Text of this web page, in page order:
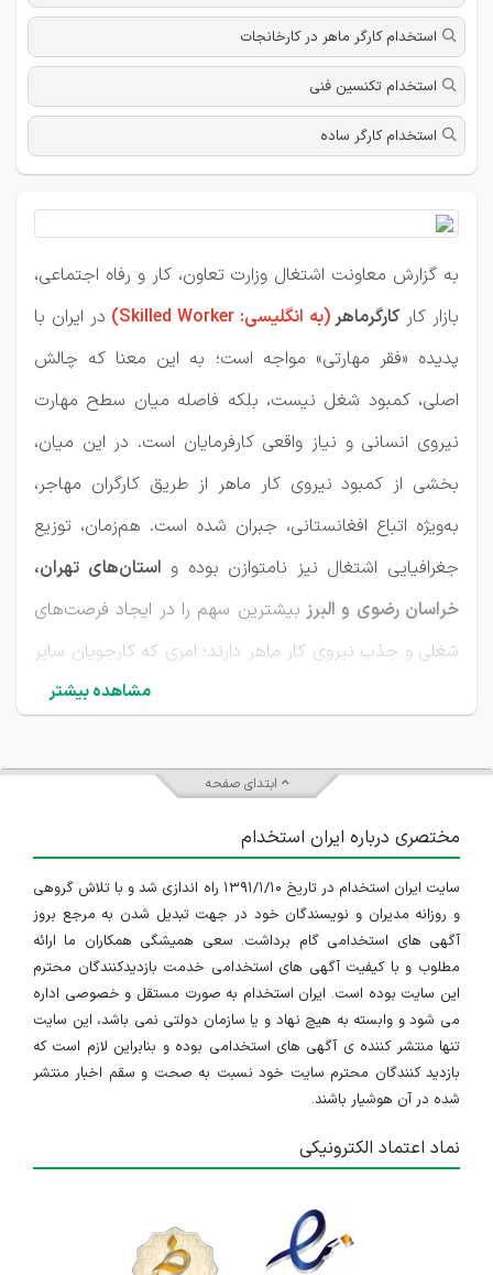
استخدام کارگر ماهر در کارخانجات
استخدام تکنسین فنی
استخدام کارگر ساده
به گزارش معاونت اشتغال وزارت تعاون، کار و رفاه اجتماعی،
بازار کارکارگرماهر(به انگلیسی: Skilled Worker)
در ایران با
پدیده «فقر مهارتی» مواجه است؛ به این معنا که چالش
اصلی، کمبود شغل نیست، بلکه فاصله میان سطح مهارت
نیروی انسانی و نیاز واقعی کارفرمایان است. در این میان،
بخشی از کمبود نیروی کار ماهر از طریق کارگران مهاجر،
به‌ویژه اتباع افغانستانی، جبران شده است. هم‌زمان، توزیع
جغرافیایی اشتغال نیز نامتوازن بوده و استان‌های تهران،
خراسان رضوی و البرز بیشترین سهم را در ایجاد فرصت‌های
شغلی و جذب نیروی کار ماهر دارند؛ امری که کارجویان سایر
استان‌ها را به مهاجرت شغلی سوق می‌دهد. بررسی‌ها نشان
بهصنایع تولیدی و کارخانه‌ای، پروژه‌های عمرانی و
انبارداری و همچنین کارگاه‌ها و واحدهای کوچک و متوسط
است. در بازار کار ایران، کارگران ماهر معمولاً با عناوین
تخصصی‌تری مانند
تکنسین فنی، اپراتور دستگاه‌های CNC،
قالب‌ساز، تراشکار، اپراتور خط تولید و..استخدام می‌شوند.
طبق بررسی کارشناسان ایران استخدام، شغل کارگرماهر
ماهیتی مهارت‌ محوردارد بنابراین در فرآیند استخدام،
توانایی عملی و مهارت تخصصی
اولویت است؛ با این حال، در برخی موارد داشتن
عنوان مزیت و شروط استخدامی از سوی کارفرمایان مطرح
مشاهده بیشتر
ابتدای صفحه
مختصری درباره ایران استخدام
سایت ایران استخدام در تاریخ ۱۳۹۱/۱/۱۰ راه اندازی شد و با تلاش گروهی
و روزانه مدیران و نویسندگان خود در جهت تبدیل شدن به مرجع بروز
آگهی های استخدامی گام برداشت. سعی همیشگی همکاران ما ارائه
مطلوب و با کیفیت آگهی های استخدامی خدمت بازدیدکنندگان محترم
این سایت بوده است. ایران استخدام به صورت مستقل و خصوصی اداره
می شود و وابسته به هیچ نهاد و یا سازمان دولتی نمی باشد، این سایت
تنها منتشر کننده ی آگهی های استخدامی بوده و بنابراین لازم است که
بازدید کنندگان محترم سایت خود نسبت به صحت و سقم اخبار منتشر
شده در آن هوشیار باشند.
نماد اعتماد الکترونیکی